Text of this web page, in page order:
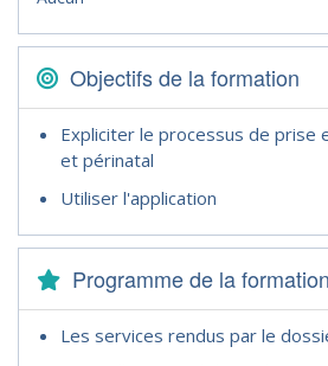
Objectifs de la formation
Expliciter le processus de prise
et périnatal
Utiliser l'application
Programme de la formation
Les services rendus par le